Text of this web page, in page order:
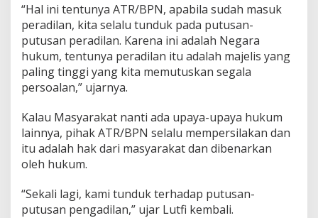
“Hal ini tentunya ATR/BPN, apabila sudah masuk
peradilan, kita selalu tunduk pada putusan-
putusan peradilan. Karena ini adalah Negara
hukum, tentunya peradilan itu adalah majelis yang
paling tinggi yang kita memutuskan segala
persoalan,” ujarnya.
Kalau Masyarakat nanti ada upaya-upaya hukum
lainnya, pihak ATR/BPN selalu mempersilakan dan
itu adalah hak dari masyarakat dan dibenarkan
oleh hukum.
“Sekali lagi, kami tunduk terhadap putusan-
putusan pengadilan,” ujar Lutfi kembali.